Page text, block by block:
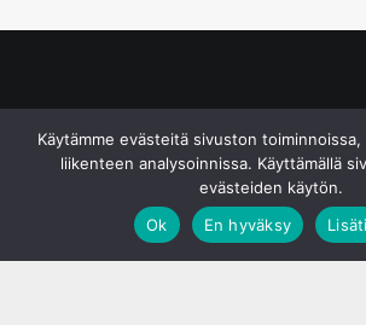
Käytämme evästeitä sivuston toiminnoissa,
liikenteen analysoinnissa. Käyttämällä
evästeiden käytön.
Ok
En hyväksy